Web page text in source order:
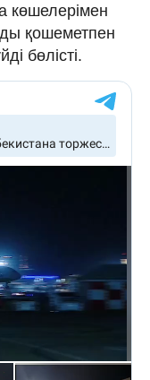
көшелерімен
қошеметпен
бөлісті.